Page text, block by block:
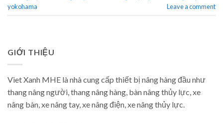
yokohama
Leave a comment
GIỚI THIỆU
Viet Xanh MHE là nhà cung cấp thiết bị nâng hàng đầu như
thang nâng người, thang nâng hàng, bàn nâng thủy lực, xe
nâng bàn, xe nâng tay, xe nâng điện, xe nâng thủy lực.